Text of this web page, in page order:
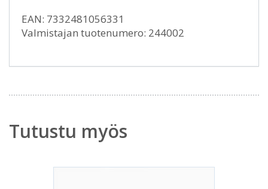
EAN: 7332481056331
Valmistajan tuotenumero: 244002
Tutustu myös